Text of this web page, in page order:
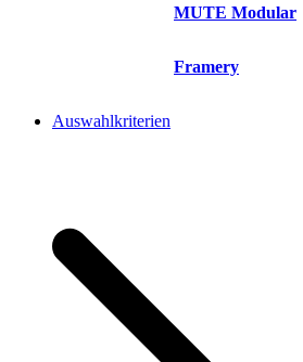
MUTE Modular
Framery
Auswahlkriterien